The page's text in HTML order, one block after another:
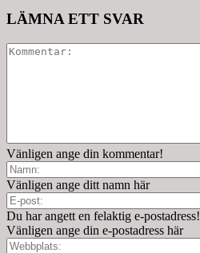
LÄMNA ETT SVAR
Vänligen ange din kommentar!
Vänligen ange ditt namn här
Du har angett en felaktig e-postadress!
Vänligen ange din e-postadress här